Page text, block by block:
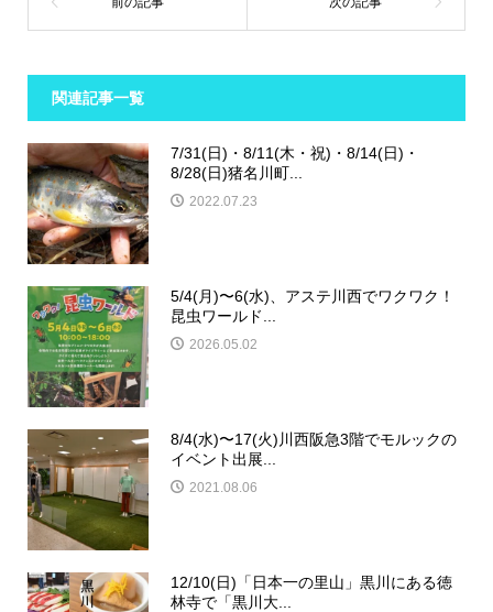
関連記事一覧
7/31(日)・8/11(木・祝)・8/14(日)・
8/28(日)猪名川町...
2022.07.23
5/4(月)〜6(水)、アステ川西でワクワク！
昆虫ワールド...
2026.05.02
8/4(水)〜17(火)川西阪急3階でモルックの
イベント出展...
2021.08.06
12/10(日)「日本一の里山」黒川にある徳
林寺で「黒川大...